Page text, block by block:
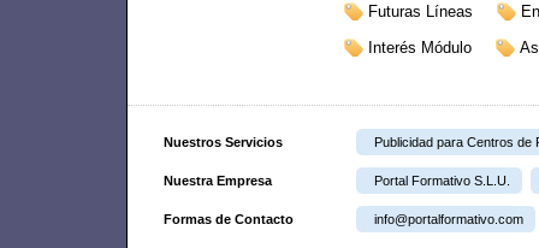
Futuras Líneas
Interés Módulo
Nuestros Servicios Publicidad para Centros de
Nuestra Empresa Portal Formativo S.L.U.
Formas de Contacto info@portalformativo.com